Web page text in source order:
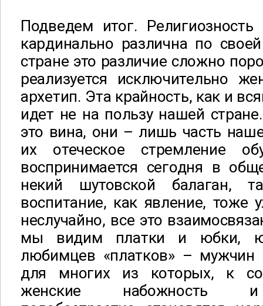
Подведем итог.
кардинально различна по
стране это различие сложно
реализуется исключительно
архетип. Эта крайность, как и
идет не на пользу нашей
это вина, они – лишь часть
их отеческое стремление
воспринимается сегодня в
некий шутовской балаган,
воспитание, как явление, тоже
неслучайно, все это
мы видим платки и юбки,
любимцев «платков» – мужчин
для многих из которых, к
женские набожность и